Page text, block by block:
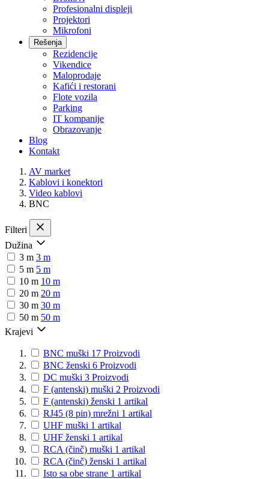
Profesionalni displeji
Projektori
Mikrofoni
Rešenja
Rezidencije
Vikendice
Maloprodaje
Kafići i restorani
Flote vozila
Parking
IT kompanije
Obrazovanje
Blog
Kontakt
AV market
Kablovi i konektori
Video kablovi
BNC
Filteri
Dužina
3 m 3 m
5 m 5 m
10 m 10 m
20 m 20 m
30 m 30 m
50 m 50 m
Krajevi
BNC muški 17 Proizvodi
BNC ženski 6 Proizvodi
DC muški 3 Proizvodi
F (antenski) muški 2 Proizvodi
F (antenski) ženski 1 artikal
RJ45 (8 pin) mrežni 1 artikal
UHF muški 1 artikal
UHF ženski 1 artikal
RCA (činč) muški 1 artikal
RCA (činč) ženski 1 artikal
Isto sa obe strane 1 artikal